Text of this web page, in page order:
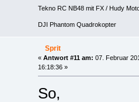
Tekno RC NB48 mit FX / Hudy
DJI Phantom Quadrokopter
Sprit
« Antwort #11 am: 07. Februar
16:18:36 »
So,